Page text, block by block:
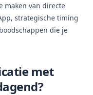
maken van directe
strategische timing
die je
met